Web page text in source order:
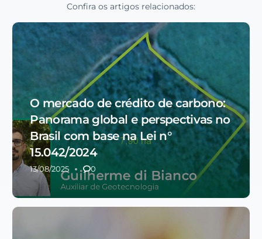
Confira os artigos relacionados:
O mercado de crédito de carbono:
Panorama global e perspectivas no
Brasil com base na Lei n°
15.042/2024
13/08/2025 0